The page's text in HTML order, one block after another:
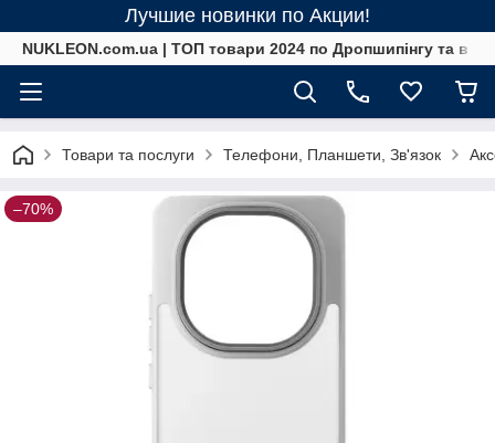
Лучшие новинки по Акции!
NUKLEON.com.ua | ТОП товари 2024 по Дропшипінгу та в
Товари та послуги Телефони, Планшети, Зв'язок
–70%